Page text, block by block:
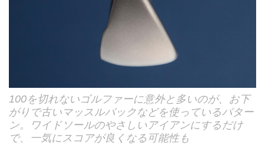
100を切れないゴルファーに意外と多いのが、お下
がりで古いマッスルバックなどを使っているパター
ン。ワイドソールのやさしいアイアンにするだけ
で、一気にスコアが良くなる可能性も